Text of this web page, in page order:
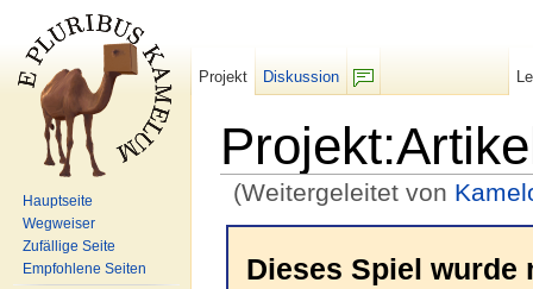
(Weitergeleitet von
Dieses Spiel wurde
Projekt
Diskussion
Hauptseite
Wegweiser
Zufällige Seite
Empfohlene Seiten